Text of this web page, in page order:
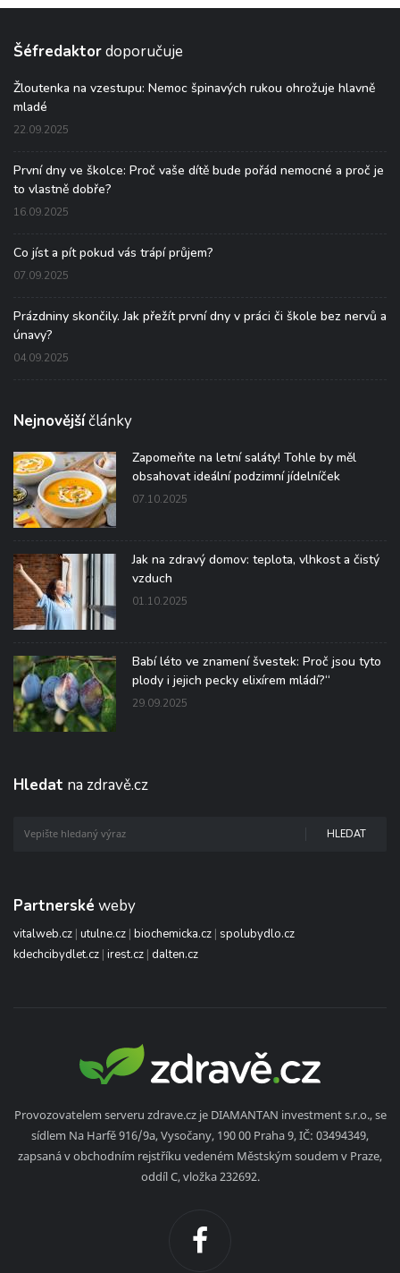
Šéfredaktordoporučuje
Žloutenka na vzestupu: Nemoc špinavých rukou ohrožuje hlavně
mladé
22.09.2025
První dny ve školce: Proč vaše dítě bude pořád nemocné a proč je
to vlastně dobře?
16.09.2025
Co jíst a pít pokud vás trápí průjem?
07.09.2025
Prázdniny skončily. Jak přežít první dny v práci či škole bez nervů a
únavy?
04.09.2025
Nejnovějšíčlánky
Zapomeňte na letní saláty! Tohle by měl
obsahovat ideální podzimní jídelníček
07.10.2025
Jak na zdravý domov: teplota, vlhkost a čistý
vzduch
01.10.2025
Babí léto ve znamení švestek: Proč jsou tyto
plody i jejich pecky elixírem mládí?“
29.09.2025
Hledat na zdravě.cz
HLEDAT
Partnerské weby
vitalweb.cz | utulne.cz | biochemicka.cz | spolubydlo.cz
kdechcibydlet.cz | irest.cz | dalten.cz
Provozovatelem serveru zdrave.cz je DIAMANTAN investment s.r.o., se
sídlem Na Harfě 916/9a, Vysočany, 190 00 Praha 9, IČ: 03494349,
zapsaná v obchodním rejstříku vedeném Městským soudem v Praze,
oddíl C, vložka 232692.